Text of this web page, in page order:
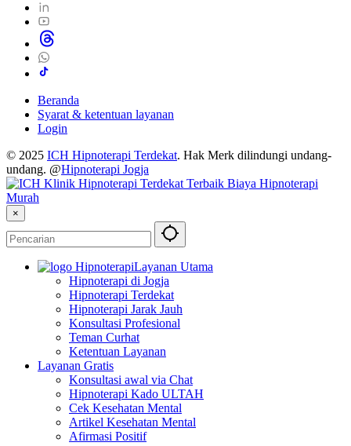
Beranda
Syarat & ketentuan layanan
Login
© 2025 ICH Hipnoterapi Terdekat. Hak Merk dilindungi undang-
undang. @Hipnoterapi Jogja
×
Layanan Utama
Hipnoterapi di Jogja
Hipnoterapi Terdekat
Hipnoterapi Jarak Jauh
Konsultasi Profesional
Teman Curhat
Ketentuan Layanan
Layanan Gratis
Konsultasi awal via Chat
Hipnoterapi Kado ULTAH
Cek Kesehatan Mental
Artikel Kesehatan Mental
Afirmasi Positif